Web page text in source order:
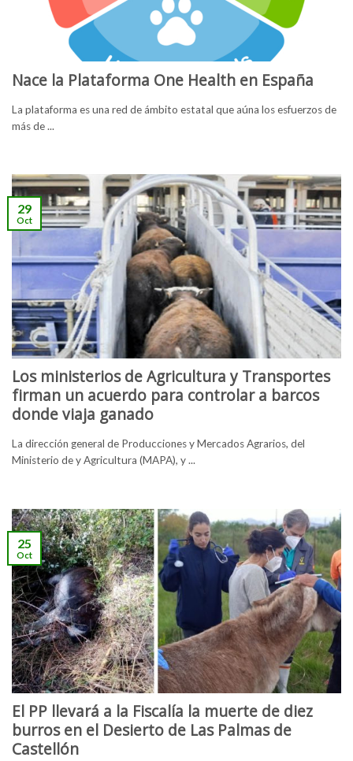
Nace la Plataforma One Health en España
La plataforma es una red de ámbito estatal que aúna los esfuerzos de
más de ...
Los ministerios de Agricultura y Transportes
firman un acuerdo para controlar a barcos
donde viaja ganado
La dirección general de Producciones y Mercados Agrarios, del
Ministerio de y Agricultura (MAPA), y ...
29
Oct
El PP llevará a la Fiscalía la muerte de diez
burros en el Desierto de Las Palmas de
Castellón
25
Oct